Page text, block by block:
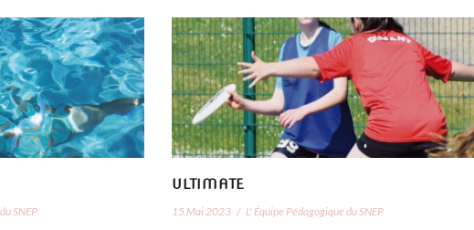
SNEP
ULTIMATE
15 Mai 2023 / L' Équipe Pédagogique du SNEP